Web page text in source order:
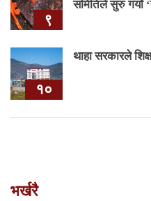
९
समितिले सुरु गर्यो
१०
थाहा सरकारले
भर्खरै